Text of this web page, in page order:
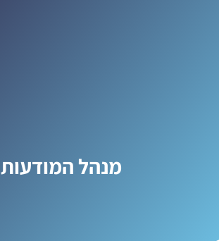
מנהל המודעות